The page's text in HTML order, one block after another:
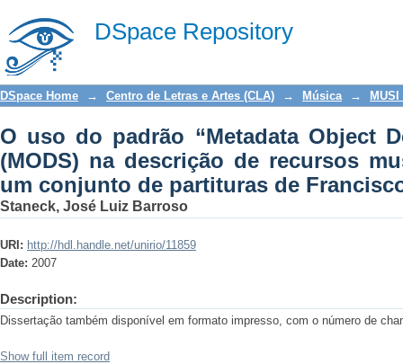
DSpace Repository
O uso do padrão “Metadata Object
recursos musicais - aplicação a um
DSpace Home → Centro de Letras e Artes (CLA) → Música →
O uso do padrão “Metadata Object
(MODS) na descrição de recursos
um conjunto de partituras de
Staneck, José Luiz Barroso
URI: http://hdl.handle.net/unirio/11859
Date: 2007
Description:
Dissertação também disponível em formato impresso, com o número de
Show full item record